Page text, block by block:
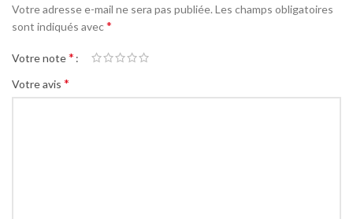
Votre adresse e-mail ne sera pas publiée. Les champs obligatoires
sont indiqués avec*
Votre note*
Votre avis *